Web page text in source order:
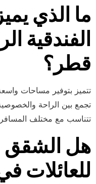
ما الذي
الفندقية
قطر؟
تتميز بتوفير مساحات
تجمع بين الراحة والخصوصية
تتناسب مع مختلف
هل الشقق
للعائلات